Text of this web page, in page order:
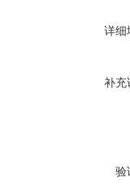
详细
补充
验